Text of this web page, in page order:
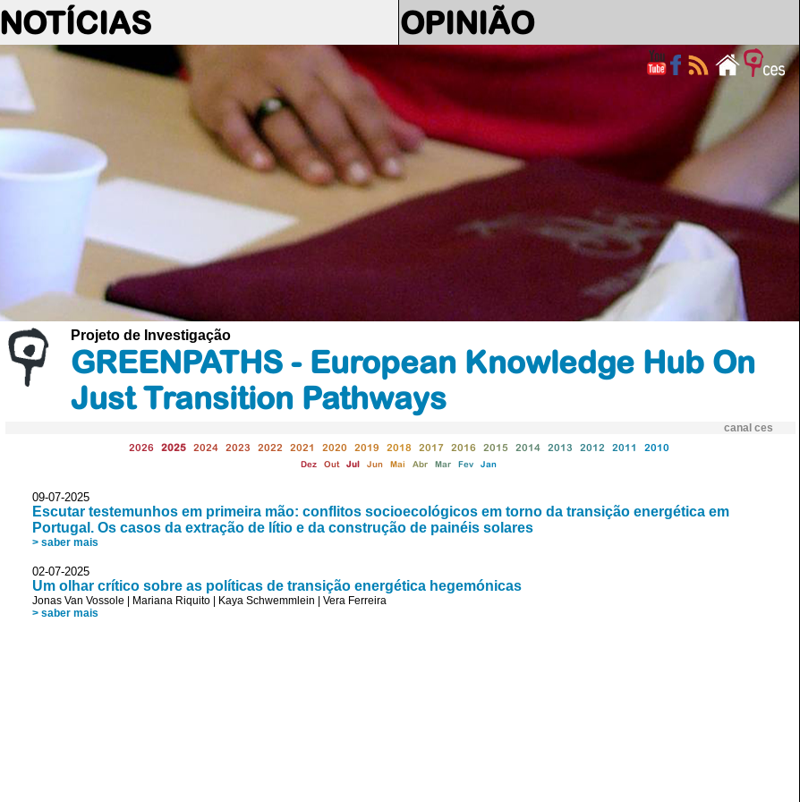
NOTÍCIAS OPINIÃO
Projeto de Investigação
GREENPATHS - European Knowledge Hub On
Just Transition Pathways
canal ces
2026 2025 2024 2023 2022 2021 2020 2019 2018 2017 2016 2015 2014 2013 2012 2011 2010
Dez Out Jul Jun Mai Abr Mar Fev Jan
09-07-2025
Escutar testemunhos em primeira mão: conflitos socioecológicos em torno da transição energética em
Portugal. Os casos da extração de lítio e da construção de painéis solares
> saber mais
02-07-2025
Um olhar crítico sobre as políticas de transição energética hegemónicas
Jonas Van Vossole Mariana Riquito Kaya Schwemmlein
Vera Ferreira
> saber mais